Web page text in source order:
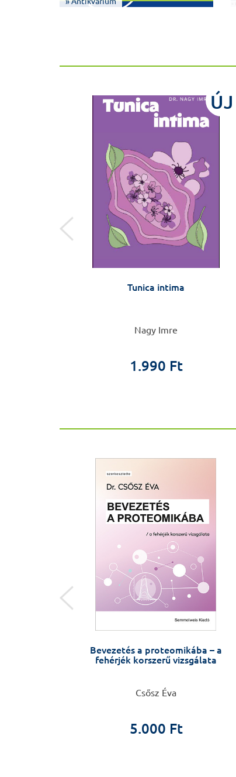
ÚJ
Tunica intima
Nagy Imre
1.990 Ft
Bevezetés a proteomikába – a
fehérjék korszerű vizsgálata
Csősz Éva
5.000 Ft